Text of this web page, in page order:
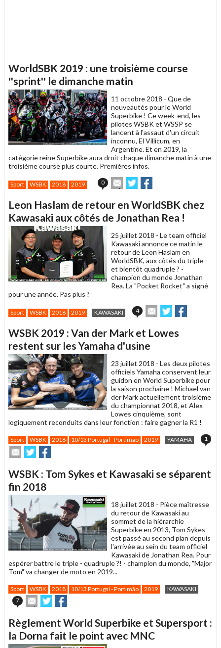
WorldSBK 2019 : une troisième course
''sprint'' le dimanche matin
11 octobre 2018 - Que de
nouveautés pour le World
Superbike ! Ce week-end, les
pilotes WSBK et WSSP se
lancent à l'assaut d'un circuit
inconnu, El Villicum, en
Argentine. Et en 2019, la
catégorie reine Superbike aura droit chaque dimanche matin à une
troisième course plus courte. Premières infos.
Sport WSBK 2018 2019 0
Envoyer
cet
à
un
ami
Partager
sur sur
Leon Haslam de retour en WorldSBK chez
Kawasaki aux côtés de Jonathan Rea !
25 juillet 2018 - Le team officiel
Kawasaki annonce ce matin le
retour de Leon Haslam en
WorldSBK, aux côtés du triple -
et bientôt quadruple ? -
champion du monde Jonathan
Rea. La "Pocket Rocket" a signé
pour une année. Pas plus ?
Sport WSBK 2018 2019 KAWASAKI 4
Envoyer
cet
un
ami
Partager
sur sur
WSBK 2019 : Van der Mark et Lowes
restent sur les Yamaha d'usine
23 juillet 2018 - Les deux pilotes
officiels Yamaha conservent leur
guidon en World Superbike pour
la saison prochaine ! Michael van
der Mark actuellement troisième
du championnat 2018, et Alex
Lowes cinquième, sont
logiquement reconduits dans leur fonction : faire gagner la R1 !
Sport WSBK 2018 10/13 Portugal - Portimão 2019 YAMAHA 1
Envoyer
cet
à
un
ami
Partager
sur
sur
WSBK : Tom Sykes et Kawasaki se séparent
fin 2018
18 juillet 2018 - Pièce maîtresse
du retour de Kawasaki au
sommet de la hiérarchie
Superbike en 2013, Tom Sykes
est passé au second plan depuis
l'arrivée au sein du team officiel
Kawasaki de Jonathan Rea. Pour
espérer battre le triple - quadruple ?! - champion du monde, "Major
Tom" va changer de moto en 2019...
Sport WSBK 2018 10/13 Portugal - Portimão 2019
KAWASAKI
7
Envoyer
cet
à
un
ami
Partager
sur sur
Règlement World Superbike et Supersport :
la Dorna fait le point avec MNC